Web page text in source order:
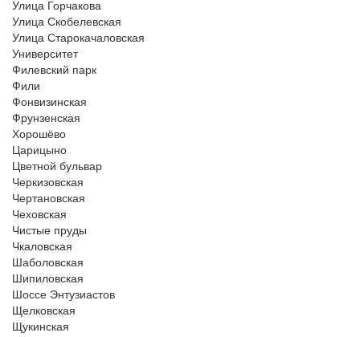
Улица Горчакова
Улица Скобелевская
Улица Старокачаловская
Университет
Филевский парк
Фили
Фонвизинская
Фрунзенская
Хорошёво
Царицыно
Цветной бульвар
Черкизовская
Чертановская
Чеховская
Чистые пруды
Чкаловская
Шаболовская
Шипиловская
Шоссе Энтузиастов
Щелковская
Щукинская